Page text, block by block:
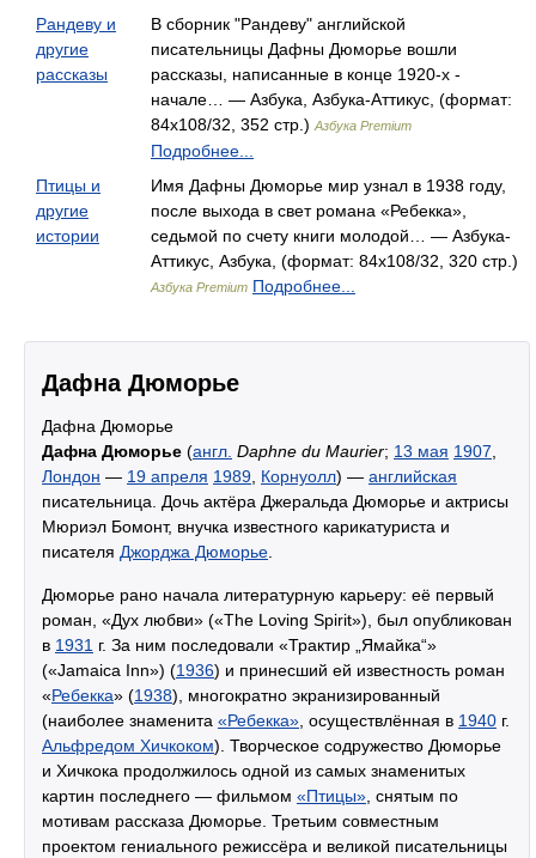
Рандеву и
другие
рассказы
В сборник "Рандеву" английской
писательницы Дафны Дюморье вошли
рассказы, написанные в конце 1920-х -
начале… — Азбука, Азбука-Аттикус, (формат:
84x108/32, 352 стр.) Азбука Premium
Подробнее...
Птицы и
другие
истории
Имя Дафны Дюморье мир узнал в 1938 году,
после выхода в свет романа «Ребекка»,
седьмой по счету книги молодой… — Азбука-
Аттикус, Азбука, (формат: 84x108/32, 320 стр.)
Азбука Premium Подробнее...
Дафна Дюморье
Дафна Дюморье
Дафна Дюморье (англ. Daphne du Maurier; 13 мая 1907
Лондон — 19 апреля 1989 Корнуолл) — английская
писательница. Дочь актёра Джеральда Дюморье и актрисы
Мюриэл Бомонт, внучка известного карикатуриста и
писателя Джорджа Дюморье
Дюморье рано начала литературную карьеру: её первый
роман, «Дух любви» («The Loving Spirit»), был опубликован
в 1931 г. За ним последовали «Трактир „Ямайка“»
(«Jamaica Inn») (1936) и принесший ей известность роман
«Ребекка» (1938), многократно экранизированный
(наиболее знаменита «Ребекка» , осуществлённая в 1940 г.
Альфредом Хичкоком). Творческое содружество Дюморье
и Хичкока продолжилось одной из самых знаменитых
картин последнего — фильмом «Птицы» , снятым по
мотивам рассказа Дюморье. Третьим совместным
проектом гениального режиссёра и великой писательницы